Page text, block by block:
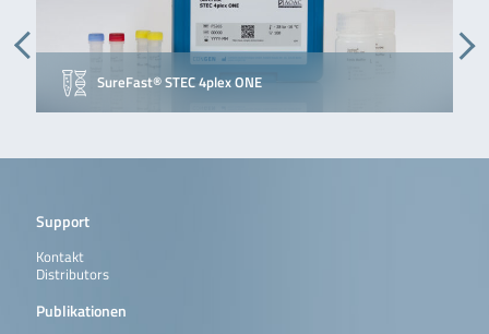
SureFast® STEC 4plex ONE
Support
Kontakt
Distributors
Publikationen